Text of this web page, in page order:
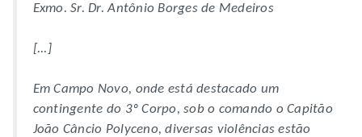
Exmo. Sr. Dr. Antônio Borges de Medeiros
[...]
Em Campo Novo, onde está destacado um
contingente do 3º Corpo, sob o comando o Capitão
João Câncio Polyceno, diversas violências estão